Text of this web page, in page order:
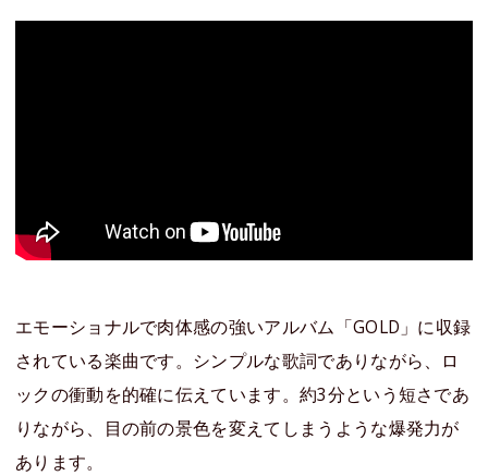
エモーショナルで肉体感の強いアルバム「GOLD」に収録
されている楽曲です。シンプルな歌詞でありながら、ロ
ックの衝動を的確に伝えています。約3分という短さであ
りながら、目の前の景色を変えてしまうような爆発力が
あります。